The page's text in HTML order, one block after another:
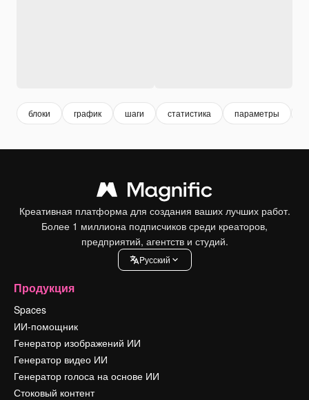
блоки график шаги статистика параметры
Креативная платформа для создания ваших лучших работ.
Более 1 миллиона подписчиков среди креаторов,
предприятий, агентств и студий.
Pусский
Продукция
Spaces
ИИ-помощник
Генератор изображений ИИ
Генератор видео ИИ
Генератор голоса на основе ИИ
Стоковый контент